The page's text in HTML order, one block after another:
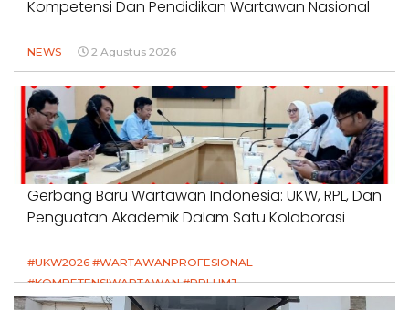
Kompetensi Dan Pendidikan Wartawan Nasional
NEWS 2 Agustus 2026
Gerbang Baru Wartawan Indonesia: UKW, RPL, Dan
Penguatan Akademik Dalam Satu Kolaborasi
#UKW2026 #WARTAWANPROFESIONAL
#KOMPETENSIWARTAWAN #RPLUMJ
#PENDIDIKANWARTAWAN #SWINASIONAL #SWIJABAR